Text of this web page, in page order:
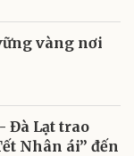
vàng nơi
Đà Lạt trao
Nhân ái” đến